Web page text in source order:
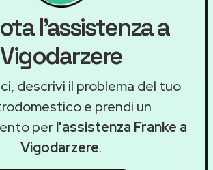
l'assistenza a
Vigodarzere
descrivi il problema del tuo
e prendi un
perl'assistenza Franke a
Vigodarzere.